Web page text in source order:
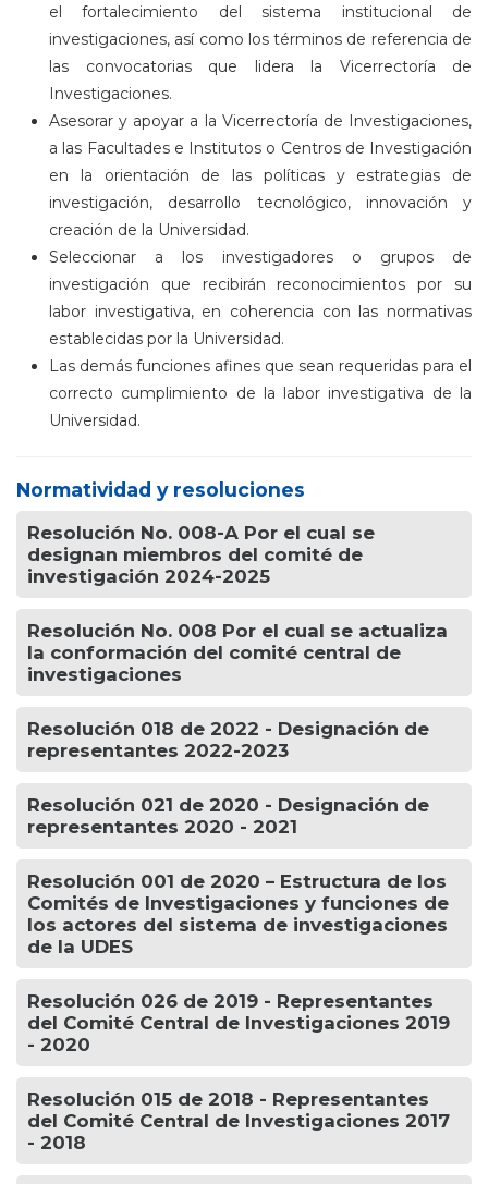
el fortalecimiento del sistema institucional de
investigaciones, así como los términos de referencia de
las convocatorias que lidera la Vicerrectoría de
Investigaciones.
Asesorar y apoyar a la Vicerrectoría de Investigaciones,
a las Facultades e Institutos o Centros de Investigación
en la orientación de las políticas y estrategias de
investigación, desarrollo tecnológico, innovación y
creación de la Universidad.
Seleccionar a los investigadores o grupos de
investigación que recibirán reconocimientos por su
labor investigativa, en coherencia con las normativas
establecidas por la Universidad.
Las demás funciones afines que sean requeridas para el
correcto cumplimiento de la labor investigativa de la
Universidad.
Normatividad y resoluciones
Resolución No. 008-A Por el cual se
designan miembros del comité de
investigación 2024-2025
Resolución No. 008 Por el cual se actualiza
la conformación del comité central de
investigaciones
Resolución 018 de 2022 - Designación de
representantes 2022-2023
Resolución 021 de 2020 - Designación de
representantes 2020 - 2021
Resolución 001 de 2020 – Estructura de los
Comités de Investigaciones y funciones de
los actores del sistema de investigaciones
de la UDES
Resolución 026 de 2019 - Representantes
del Comité Central de Investigaciones 2019
- 2020
Resolución 015 de 2018 - Representantes
del Comité Central de Investigaciones 2017
- 2018